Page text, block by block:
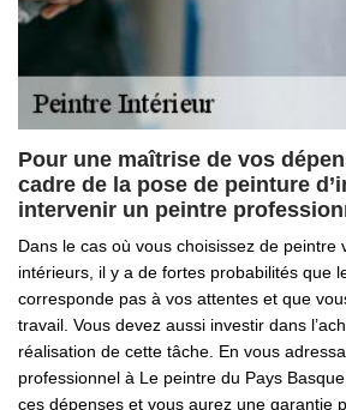
Pour une maîtrise de vos
cadre de la pose de peinture
intervenir un peintre
Dans le cas où vous choisissez de peintre
intérieurs, il y a de fortes probabilités que
corresponde pas à vos attentes et que
travail. Vous devez aussi investir dans
réalisation de cette tâche. En vous
professionnel à Le peintre du Pays
ces dépenses et vous aurez une garantie